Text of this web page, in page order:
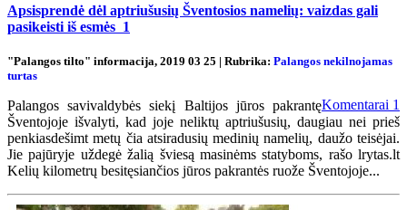
Apsisprendė dėl aptriušusių Šventosios namelių: vaizdas gali
pasikeisti iš esmės 1
"Palangos tilto" informacija, 2019 03 25 | Rubrika: Palangos nekilnojamas
turtas
Komentarai 1
Palangos savivaldybės siekį Baltijos jūros pakrantę
Šventojoje išvalyti, kad joje neliktų aptriušusių, daugiau nei prieš
penkiasdešimt metų čia atsiradusių medinių namelių, daužo teisėjai.
Jie pajūryje uždegė žalią šviesą masinėms statyboms, rašo lrytas.lt
Kelių kilometrų besitęsiančios jūros pakrantės ruože Šventojoje...